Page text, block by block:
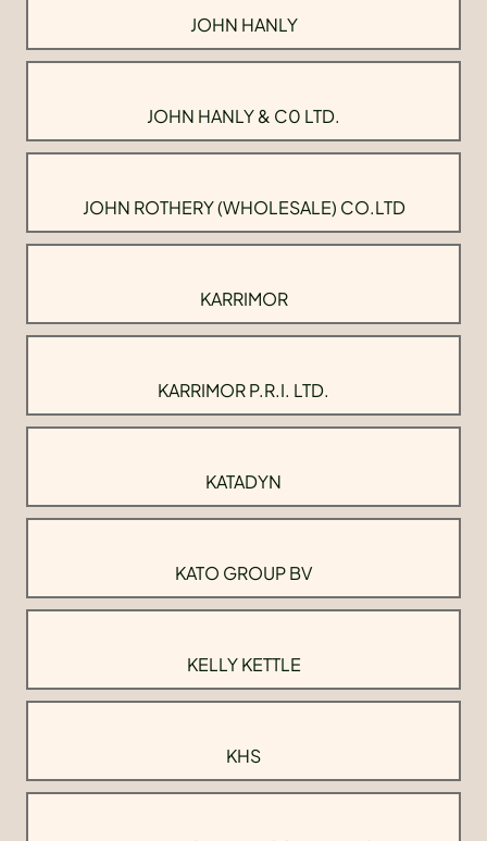
JOHN HANLY
JOHN HANLY & C0 LTD.
JOHN ROTHERY (WHOLESALE) CO.LTD
KARRIMOR
KARRIMOR P.R.I. LTD.
KATADYN
KATO GROUP BV
KELLY KETTLE
KHS